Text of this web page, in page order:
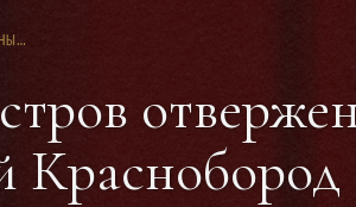
ТАТЬЯНА ПОПОВА. ОСТРОВ ОТВЕРЖЕННЫХ. ЧИТАЕТ СЕРГЕЙ КРАСНОБОРОД
Краснобород